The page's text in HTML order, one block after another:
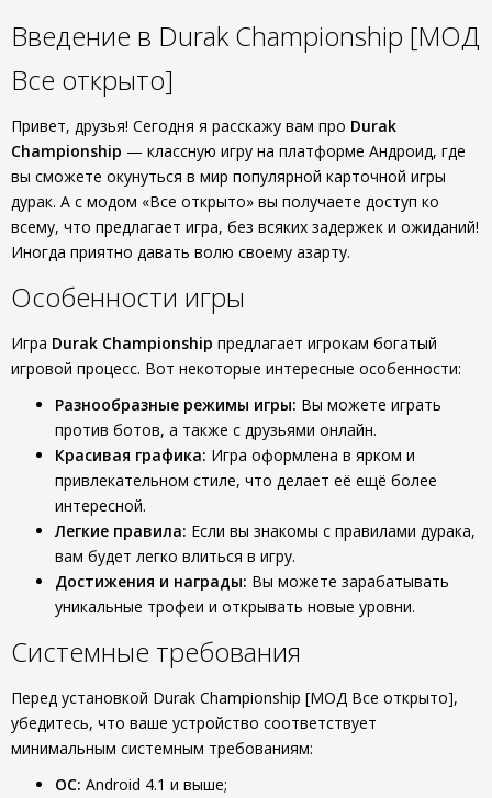
Введение в Durak Championship [МОД
Все открыто]
Привет, друзья! Сегодня я расскажу вам про Durak
Championship — классную игру на платформе Андроид, где
вы сможете окунуться в мир популярной карточной игры
дурак. А с модом «Все открыто» вы получаете доступ ко
всему, что предлагает игра, без всяких задержек и ожиданий!
Иногда приятно давать волю своему азарту.
Особенности игры
Игра Durak Championship предлагает игрокам богатый
игровой процесс. Вот некоторые интересные особенности:
Разнообразные режимы игры: Вы можете играть
против ботов, а также с друзьями онлайн.
Красивая графика: Игра оформлена в ярком и
привлекательном стиле, что делает её ещё более
интересной.
Легкие правила: Если вы знакомы с правилами дурака,
вам будет легко влиться в игру.
Достижения и награды: Вы можете зарабатывать
уникальные трофеи и открывать новые уровни.
Системные требования
Перед установкой Durak Championship [МОД Все открыто],
убедитесь, что ваше устройство соответствует
минимальным системным требованиям:
ОС: Android 4.1 и выше;